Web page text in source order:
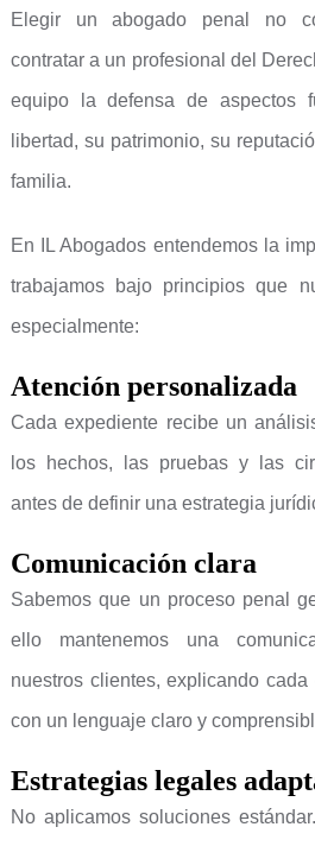
Elegir un abogado penal no
contratar a un profesional del
equipo la defensa de aspectos
libertad, su patrimonio, su
familia.
En IL Abogados entendemos la
trabajamos bajo principios que
especialmente:
Atención personalizada
Cada expediente recibe un
los hechos, las pruebas y las
antes de definir una estrategia
Comunicación clara
Sabemos que un proceso penal
ello mantenemos una
nuestros clientes, explicando
con un lenguaje claro y
Estrategias legales
No aplicamos soluciones